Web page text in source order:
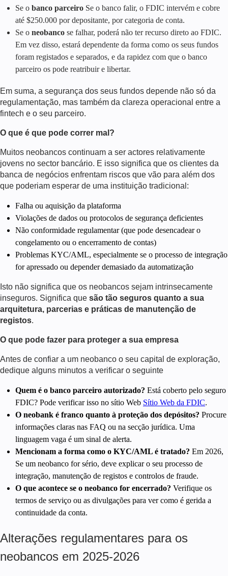
Se o banco parceiro Se o banco falir, o FDIC intervém e cobre
até $250.000 por depositante, por categoria de conta.
Se o neobanco se falhar, poderá não ter recurso direto ao FDIC.
Em vez disso, estará dependente da forma como os seus fundos
foram registados e separados, e da rapidez com que o banco
parceiro os pode reatribuir e libertar.
Em suma, a segurança dos seus fundos depende não só da
regulamentação, mas também da clareza operacional entre a
fintech e o seu parceiro.
O que é que pode correr mal?
Muitos neobancos continuam a ser actores relativamente
jovens no sector bancário. E isso significa que os clientes da
banca de negócios enfrentam riscos que vão para além dos
que poderiam esperar de uma instituição tradicional:
Falha ou aquisição da plataforma
Violações de dados ou protocolos de segurança deficientes
Não conformidade regulamentar (que pode desencadear o
congelamento ou o encerramento de contas)
Problemas KYC/AML, especialmente se o processo de integração
for apressado ou depender demasiado da automatização
Isto não significa que os neobancos sejam intrinsecamente
inseguros. Significa que são tão seguros quanto a sua
arquitetura, parcerias e práticas de manutenção de
registos.
O que pode fazer para proteger a sua empresa
Antes de confiar a um neobanco o seu capital de exploração,
dedique alguns minutos a verificar o seguinte
Quem é o banco parceiro autorizado? Está coberto pelo seguro
FDIC? Pode verificar isso no sítio Web Sítio Web da FDIC.
O neobank é franco quanto à proteção dos depósitos? Procure
informações claras nas FAQ ou na secção jurídica. Uma
linguagem vaga é um sinal de alerta.
Mencionam a forma como o KYC/AML é tratado? Em 2026,
Se um neobanco for sério, deve explicar o seu processo de
integração, manutenção de registos e controlos de fraude.
O que acontece se o neobanco for encerrado? Verifique os
termos de serviço ou as divulgações para ver como é gerida a
continuidade da conta.
Alterações regulamentares para os
neobancos em 2025-2026